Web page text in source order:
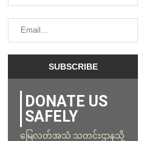
DONATE US
SAFELY
မြေလတ်အသံ သတင်းဌာနသို့